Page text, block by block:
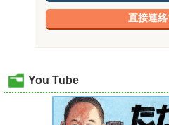
直接連
You Tube